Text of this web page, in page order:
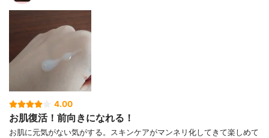
4.00
お肌復活！前向きになれる！
お肌に元気がない気がする。スキンケアがマンネリ化してきて楽しめて